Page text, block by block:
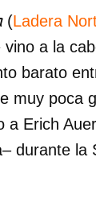
(Ladera
a la
barato
muy poca
a Erich
durante la